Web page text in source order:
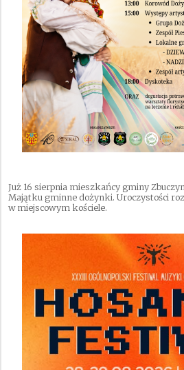
Już 16 sierpnia mieszkańcy gminy
Majątku gminne dożynki. Uroczystości
w miejscowym kościele.